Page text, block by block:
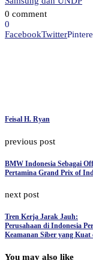
0 comment
0
FacebookTwitter
Feisal H. Ryan
previous post
BMW Indonesia Sebagai
Pertamina Grand Prix of
next post
Tren Kerja Jarak Jauh:
Perusahaan di Indonesia
Keamanan Siber yang
You may also like